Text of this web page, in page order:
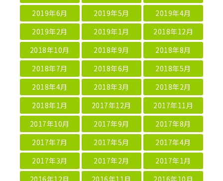
2019年6月
2019年5月
2019年4月
2019年2月
2019年1月
2018年12月
2018年10月
2018年9月
2018年8月
2018年7月
2018年6月
2018年5月
2018年4月
2018年3月
2018年2月
2018年1月
2017年12月
2017年11月
2017年10月
2017年9月
2017年8月
2017年7月
2017年5月
2017年4月
2017年3月
2017年2月
2017年1月
2016年12月
2016年11月
2016年10月